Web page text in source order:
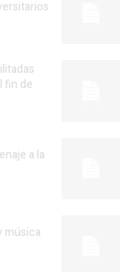
fin de
a la
música